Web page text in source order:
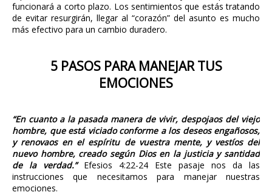
funcionará a corto plazo. Los sentimientos que estás tratando
de evitar resurgirán, llegar al “corazón” del asunto es mucho
más efectivo para un cambio duradero.
5 PASOS PARA MANEJAR TUS
EMOCIONES
“En cuanto a la pasada manera de vivir, despojaos del viejo
hombre, que está viciado conforme a los deseos engañosos,
y renovaos en el espíritu de vuestra mente, y vestíos del
nuevo hombre, creado según Dios en la justicia y santidad
de la verdad.” Efesios 4:22-24 Este pasaje nos da las
instrucciones que necesitamos para manejar nuestras
emociones.